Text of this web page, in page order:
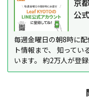
京
公
毎週金曜日の朝8時に
ト情報まで、 知って
います。 約2万人が登録